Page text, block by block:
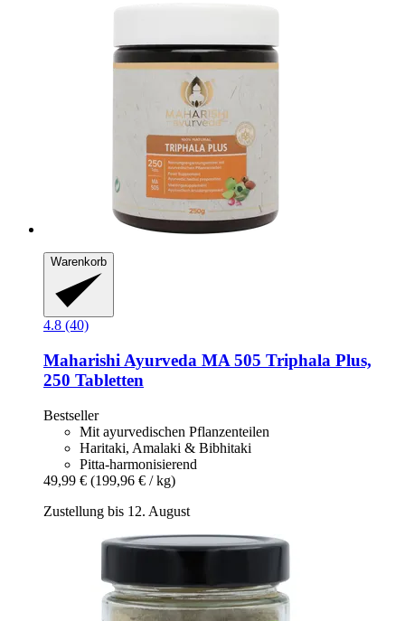
Warenkorb
4.8 (40)
Maharishi Ayurveda MA 505 Triphala Plus,
250 Tabletten
Bestseller
Mit ayurvedischen Pflanzenteilen
Haritaki, Amalaki & Bibhitaki
Pitta-harmonisierend
49,99 € (199,96 € / kg)
Zustellung bis 12. August